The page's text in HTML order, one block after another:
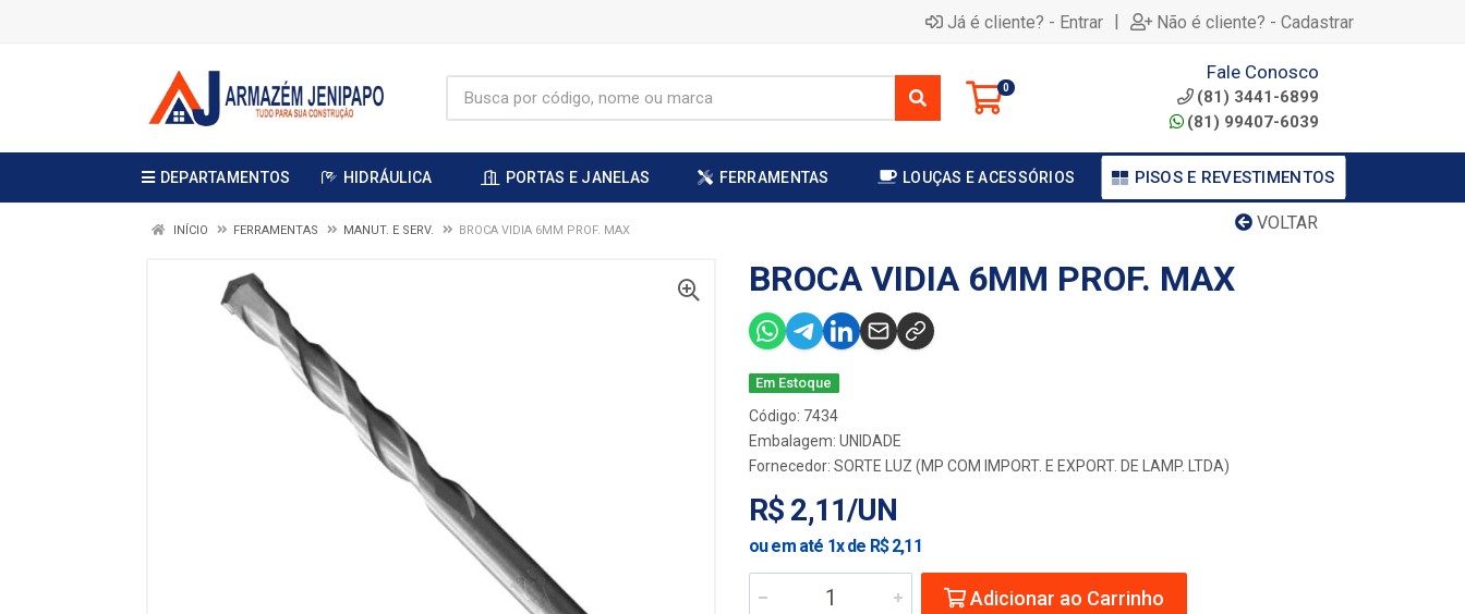
Já é cliente? - Entrar | Não é cliente? - Cadastrar
0
Fale Conosco
(81) 3441-6899
(81) 99407-6039
DEPARTAMENTOS HIDRÁULICA PORTAS E JANELAS FERRAMENTAS LOUÇAS E ACESSÓRIOS PISOS E REVESTIMENTOS
VOLTAR
INÍCIO FERRAMENTAS MANUT. E SERV. BROCA VIDIA 6MM PROF. MAX
BROCA VIDIA 6MM PROF. MAX
Em Estoque
Código: 7434
Embalagem: UNIDADE
Fornecedor: SORTE LUZ (MP COM IMPORT. E EXPORT. DE LAMP. LTDA)
R$ 2,11/UN
ou em até 1x de R$ 2,11
Adicionar ao Carrinho